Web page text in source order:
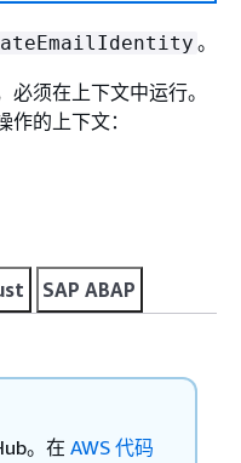
。
须在上下文中运行。
的上下文：
SAP ABAP
。在 AWS 代码